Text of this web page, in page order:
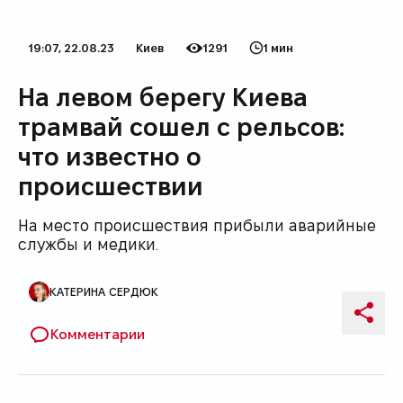
Дата публикации
19:07, 22.08.23
Категория
Киев
Количество просмотров
1291
Время на прочтение
1 мин
На левом берегу Киева
трамвай сошел с рельсов:
что известно о
происшествии
На место происшествия прибыли аварийные
службы и медики.
Автор публикации
КАТЕРИНА СЕРДЮК
Комментарии